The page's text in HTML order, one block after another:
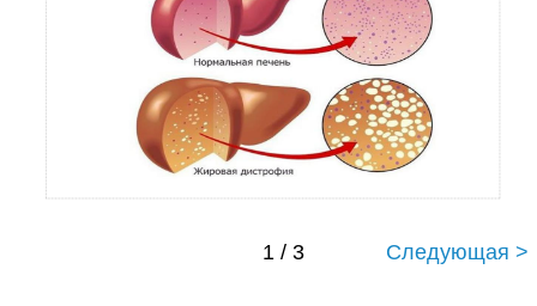
1 / 3 Следующая >